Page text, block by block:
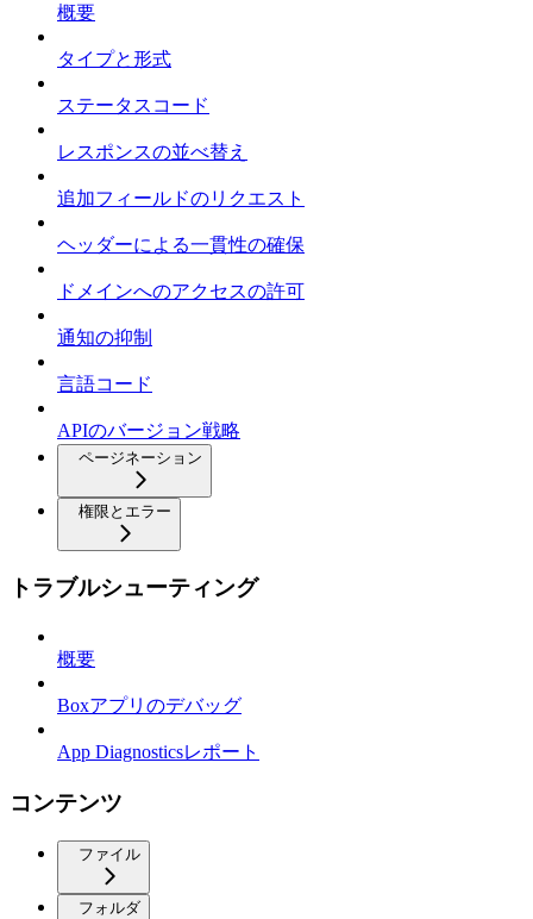
概要
タイプと形式
ステータスコード
レスポンスの並べ替え
追加フィールドのリクエスト
ヘッダーによる一貫性の確保
ドメインへのアクセスの許可
通知の抑制
言語コード
APIのバージョン戦略
ページネーション
権限とエラー
トラブルシューティング
概要
Boxアプリのデバッグ
App Diagnosticsレポート
コンテンツ
ファイル
フォルダ